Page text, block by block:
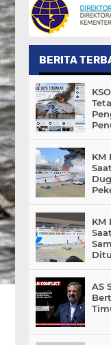
BERITA
KM
KM
AS